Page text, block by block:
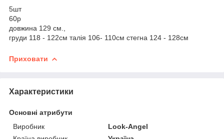
5шт
60р
довжина 129 см.,
груди 118 - 122см талія 106- 110см стегна 124 - 128см
Приховати
Характеристики
Основні атрибути
Виробник
Look-Angel